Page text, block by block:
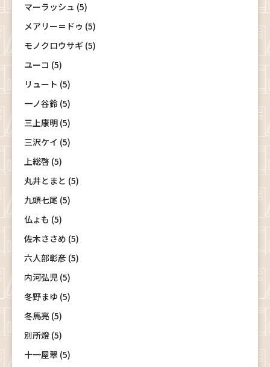
マーラッシュ (5)
メアリー＝ドゥ (5)
モノクロウサギ (5)
ユーコ (5)
リュート (5)
一ノ谷鈴 (5)
三上康明 (5)
三沢ケイ (5)
上総啓 (5)
丸井とまと (5)
九頭七尾 (5)
仏ょも (5)
佐木ささめ (5)
六人部彰彦 (5)
内河弘児 (5)
冬野まゆ (5)
冬馬亮 (5)
別所燈 (5)
十一屋翠 (5)